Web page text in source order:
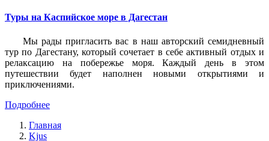
Туры на Каспийское море в Дагестан
Мы рады пригласить вас в наш авторский семидневный
тур по Дагестану, который сочетает в себе активный отдых и
релаксацию на побережье моря. Каждый день в этом
путешествии будет наполнен новыми открытиями и
приключениями.
Подробнее
Главная
Kjus